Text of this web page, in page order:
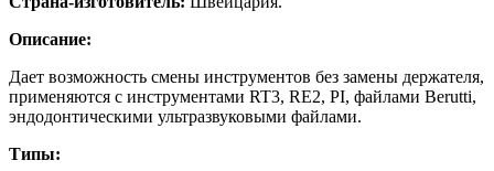
Описание:
Дает возможность смены инструментов без замены держателя,
применяются с инструментами RT3, RE2, PI, файлами Berutti,
эндодонтическими ультразвуковыми файлами.
Типы: